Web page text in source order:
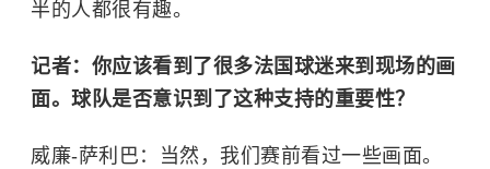
半的人都很有趣。
记者：你应该看到了很多法国球迷来到现场的画
面。球队是否意识到了这种支持的重要性？
威廉-萨利巴：
当然，我们赛前看过一些画面。